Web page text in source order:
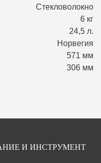
Стекловолокно
6 кг
24,5 л.
Норвегия
571 мм
306 мм
И ИНСТРУМЕНТ